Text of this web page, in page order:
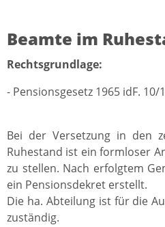
Beamte im
Rechtsgrundlage:
- Pensionsgesetz 1965 idF. 10/
Bei der Versetzung in den
Ruhestand ist ein formloser
zu stellen. Nach erfolgtem
ein Pensionsdekret erstellt.
Die ha. Abteilung ist für die
zuständig.